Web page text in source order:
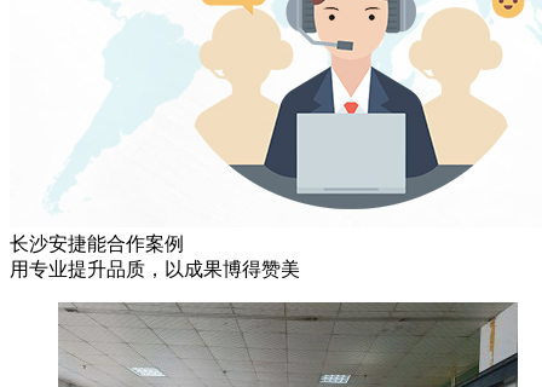
长沙安捷能合作案例
用专业提升品质，以成果博得赞美